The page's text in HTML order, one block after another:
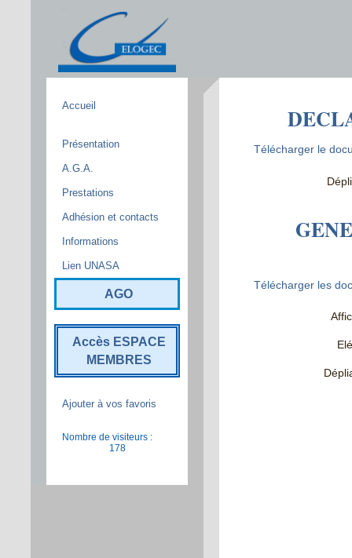
Accueil
Présentation
A.G.A.
Prestations
Adhésion et contacts
Informations
Lien UNASA
AGO
Accès ESPACE
MEMBRES
Ajouter à vos favoris
Nombre de visiteurs :
178
Télécharger le
Télécharger les